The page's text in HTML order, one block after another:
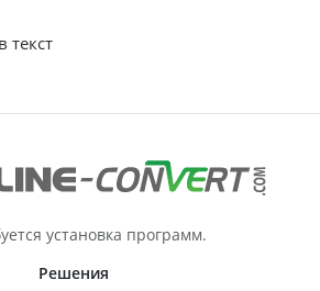
текст
установка программ.
Решения